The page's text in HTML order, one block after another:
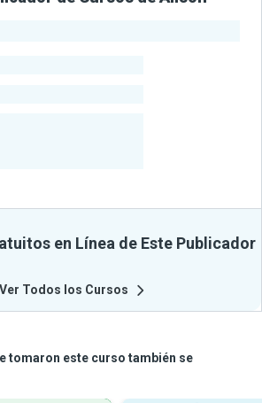
en Línea de Este Publicador
Ver Todos los Cursos
tomaron este curso también se